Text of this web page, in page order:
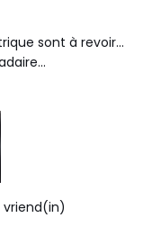
sont à revoir...
vriend(in)